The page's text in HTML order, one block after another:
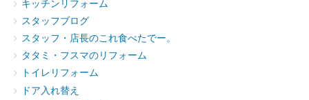
キッチンリフォーム
スタッフブログ
スタッフ・店長のこれ食べたでー。
タタミ・フスマのリフォーム
トイレリフォーム
ドア入れ替え